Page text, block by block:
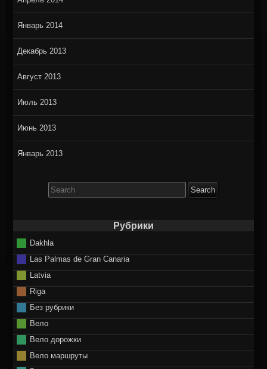
Январь 2014
Декабрь 2013
Август 2013
Июль 2013
Июнь 2013
Январь 2013
for:
Рубрики
Dakhla
Las Palmas de Gran Canaria
Latvia
Riga
Без рубрики
Вело
Вело дорожки
Вело маршруты